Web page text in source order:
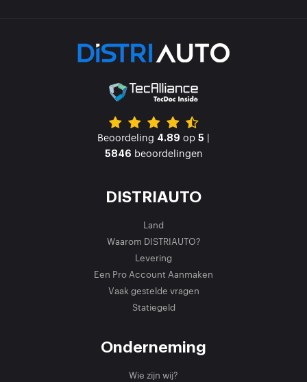
Beoordeling 4.89 op 5 |
5846 beoordelingen
DISTRIAUTO
Land
Waarom DISTRIAUTO?
Levering
Een Pro Account Aanmaken
Vaak gestelde vragen
Statiegeld
Onderneming
Wie zijn wij?